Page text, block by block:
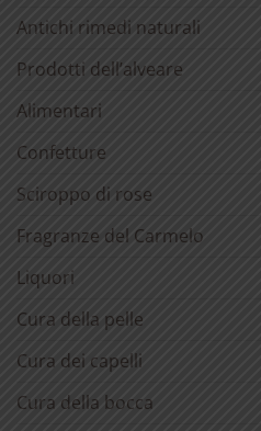
Antichi rimedi naturali
Prodotti dell’alveare
Alimentari
Confetture
Sciroppo di rose
Fragranze del Carmelo
Liquori
Cura della pelle
Cura dei capelli
Cura della bocca